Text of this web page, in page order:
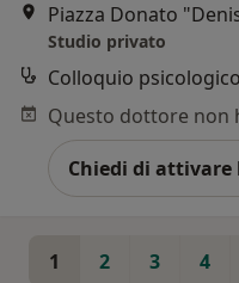
Studio privato
Colloquio psicologico
Chiedi di
1 2 3 4